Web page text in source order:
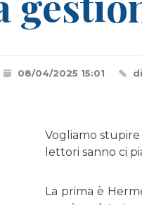
08/04/2025 15:01 di
Vogliamo stupire
lettori sanno ci
La prima è